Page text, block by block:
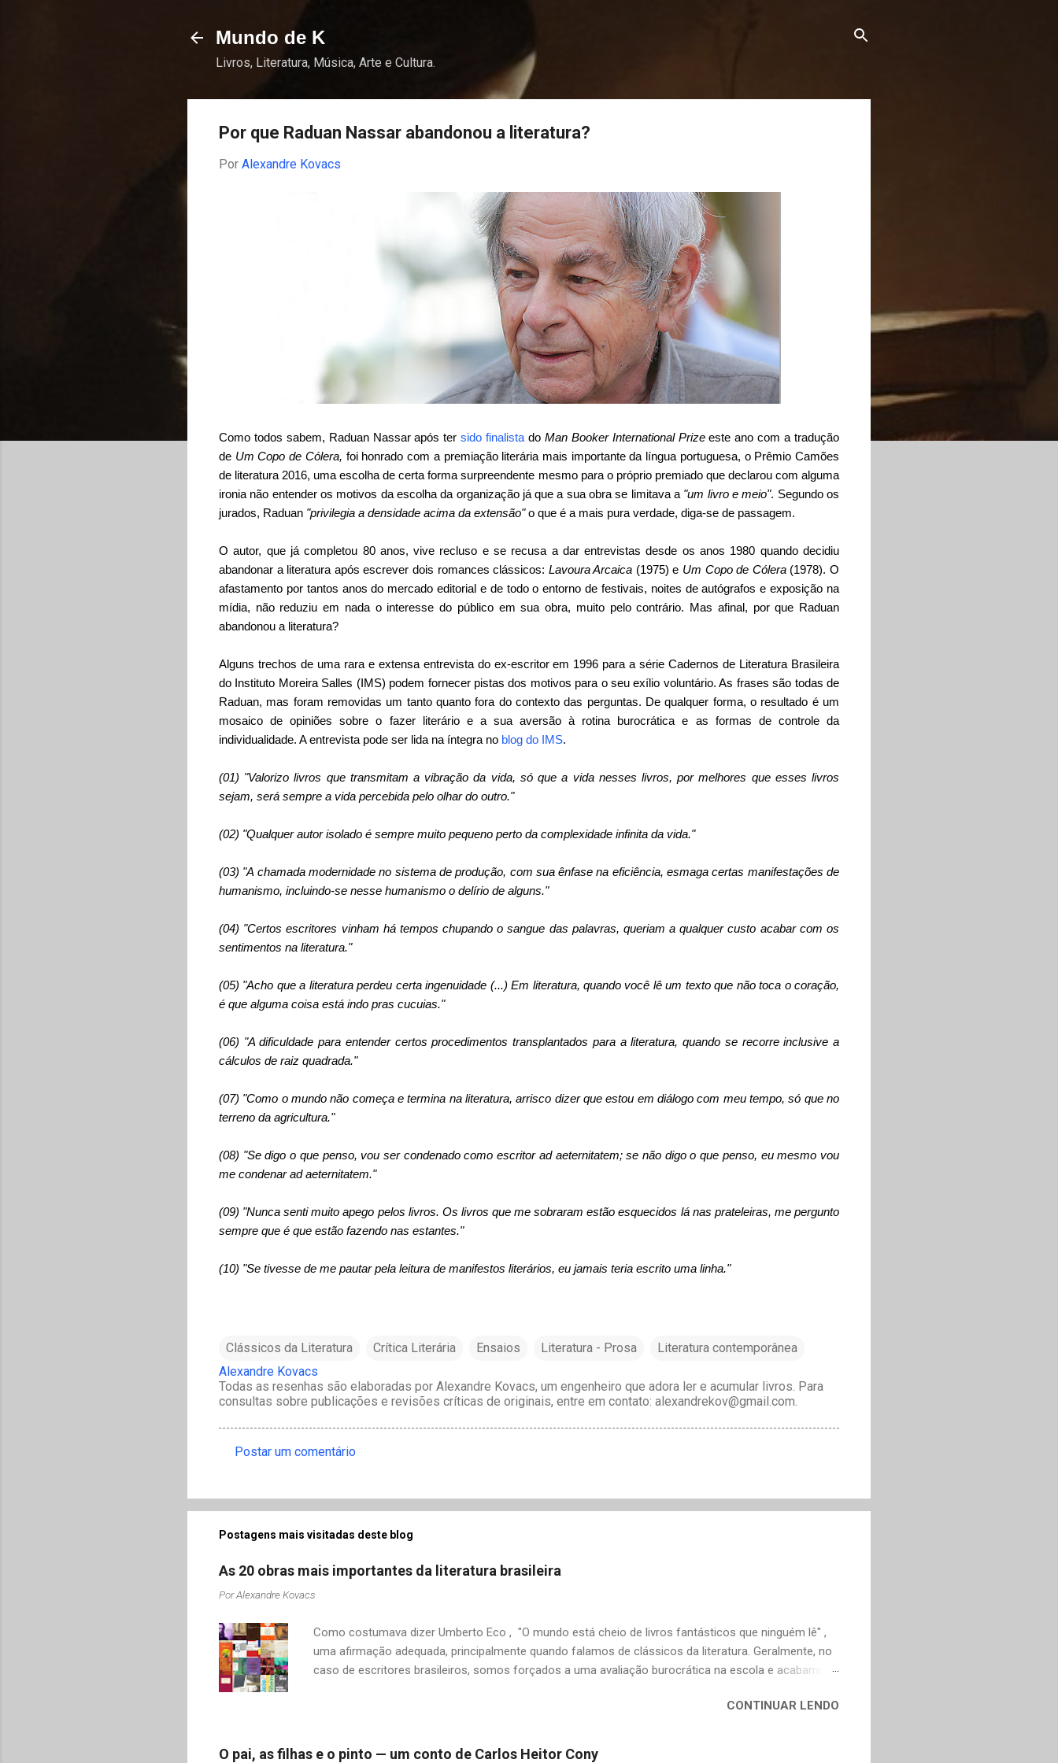
Mundo de K
Livros, Literatura, Música, Arte e Cultura.
Por que Raduan Nassar abandonou a literatura?
Por Alexandre Kovacs
Como todos sabem, Raduan Nassar após tersido finalista do Man Booker International Prizeeste ano com a tradução
de Um Copo de Cólera, foi honrado com a premiação literária mais importante da língua portuguesa, o Prêmio Camões
de literatura 2016, uma escolha de certa forma surpreendente mesmo para o próprio premiado que declarou com alguma
ironia não entender os motivos da escolha da organização já que a sua obra se limitava a "um livro e meio". Segundo os
jurados, Raduan "privilegia a densidade acima da extensão"o que é a mais pura verdade, diga-se de passagem.
O autor, que já completou 80 anos, vive recluso e se recusa a dar entrevistas desde os anos 1980 quando decidiu
abandonar a literatura após escrever dois romances clássicos: Lavoura Arcaica (1975) e Um Copo de Cólera(1978). O
afastamento por tantos anos do mercado editorial e de todo o entorno de festivais, noites de autógrafos e exposição na
mídia, não reduziu em nada o interesse do público em sua obra, muito pelo contrário. Mas afinal, por que Raduan
abandonou a literatura?
Alguns trechos de uma rara e extensa entrevista do ex-escritor em 1996 para a série Cadernos de Literatura Brasileira
do Instituto Moreira Salles (IMS) podem fornecer pistas dos motivos para o seu exílio voluntário. As frases são todas de
Raduan, mas foram removidas um tanto quanto fora do contexto das perguntas. De qualquer forma, o resultado é um
mosaico de opiniões sobre o fazer literário e a sua aversão à rotina burocrática e as formas de controle da
individualidade. A entrevista pode ser lida na íntegra no blog do IMS.
(01) "Valorizo livros que transmitam a vibração da vida, só que a vida nesses livros, por melhores que esses livros
sejam, será sempre a vida percebida pelo olhar do outro."
(02) "Qualquer autor isolado é sempre muito pequeno perto da complexidade infinita da vida."
(03) "A chamada modernidade no sistema de produção, com sua ênfase na eficiência, esmaga certas manifestações de
humanismo, incluindo-se nesse humanismo o delírio de alguns."
(04) "Certos escritores vinham há tempos chupando o sangue das palavras, queriam a qualquer custo acabar com os
sentimentos na literatura."
(05) "Acho que a literatura perdeu certa ingenuidade (...) Em literatura, quando você lê um texto que não toca o coração,
é que alguma coisa está indo pras cucuias."
(06) "A dificuldade para entender certos procedimentos transplantados para a literatura, quando se recorre inclusive a
cálculos de raiz quadrada."
(07) "Como o mundo não começa e termina na literatura, arrisco dizer que estou em diálogo com meu tempo, só que no
terreno da agricultura."
(08) "Se digo o que penso, vou ser condenado como escritor ad aeternitatem; se não digo o que penso, eu mesmo vou
me condenar ad aeternitatem."
(09) "Nunca senti muito apego pelos livros. Os livros que me sobraram estão esquecidos lá nas prateleiras, me pergunto
sempre que é que estão fazendo nas estantes."
(10) "Se tivesse de me pautar pela leitura de manifestos literários, eu jamais teria escrito uma linha."
Clássicos da Literatura Crítica Literária Ensaios Literatura - Prosa
Literatura contemporânea
Alexandre Kovacs
Todas as resenhas são elaboradas por Alexandre Kovacs, um engenheiro que adora ler e acumular livros. Para
consultas sobre publicações e revisões críticas de originais, entre em contato: alexandrekov@gmail.com.
m
e
t
á
r
i
o
s
Postar um comentário
Postagens mais visitadas deste blog
As 20 obras mais importantes da literatura brasileira
PorAlexandre Kovacs
Como costumava dizer Umberto Eco , "O mundo está cheio de livros fantásticos que ninguém lê" ,
uma afirmação adequada, principalmente quando falamos de clássicos da literatura. Geralmente, no
caso de escritores brasileiros, somos forçados a uma avaliação burocrática na escola e acabamos
o contrário. É surpreendente como uma segunda visita a essas obras, já em nossa maturidade, pode
mudamos nós? A limitação de apenas 20 indicações me forçou a deixar grandes autores de fora,
CONTINUAR LENDO
O pai, as filhas e o pinto — um conto de Carlos Heitor Cony